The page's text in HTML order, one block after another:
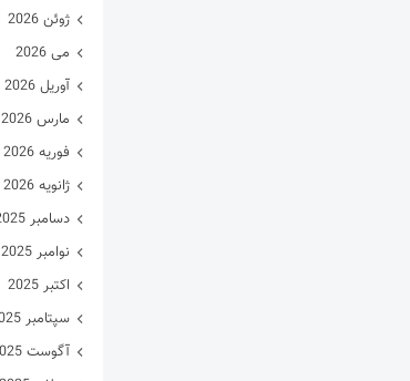
ژوئن 2026
می 2026
آوریل 2026
مارس 2026
فوریه 2026
ژانویه 2026
دسامبر 2025
نوامبر 2025
اکتبر 2025
سپتامبر 2025
آگوست 2025